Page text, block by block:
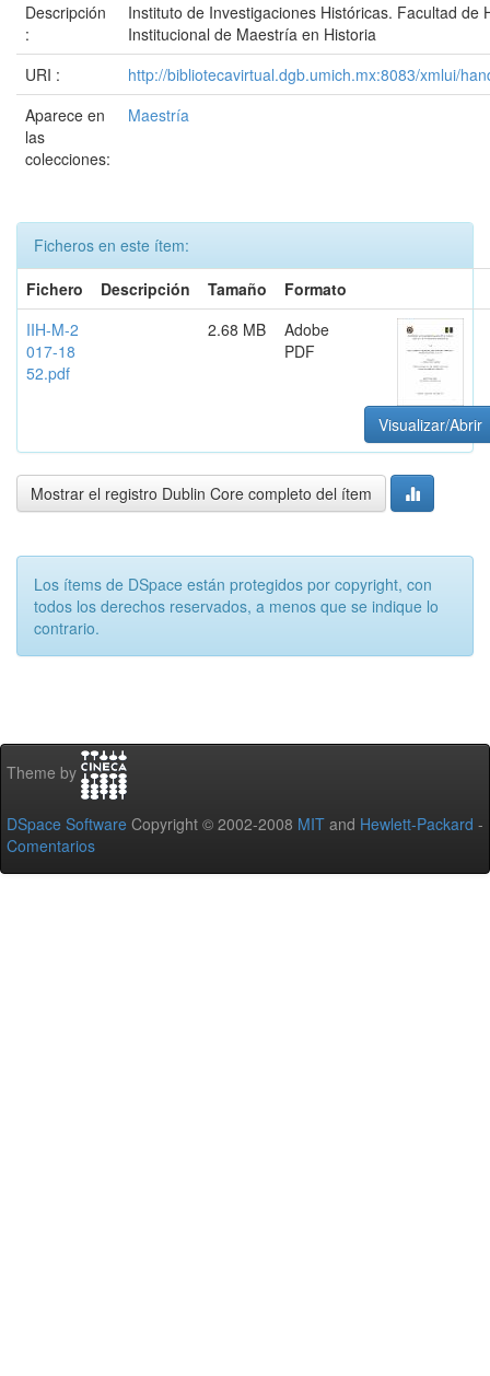
Descripción
:
Instituto de Investigaciones Históricas. Facultad de
Institucional de Maestría en Historia
URI :
http://bibliotecavirtual.dgb.umich.mx:8083/xmlui/
Aparece en
las
colecciones:
Maestría
Ficheros en este ítem:
Fichero
Descripción Tamaño
Formato
IIH-M-2
017-18
52.pdf
2.68 MB
Adobe
PDF
Visualizar/Abrir
Mostrar el registro Dublin Core completo del ítem
Los ítems de DSpace están protegidos por copyright, con
todos los derechos reservados, a menos que se indique lo
contrario.
Theme by
DSpace Software Copyright © 2002-2008 MIT and Hewlett-Packard -
Comentarios